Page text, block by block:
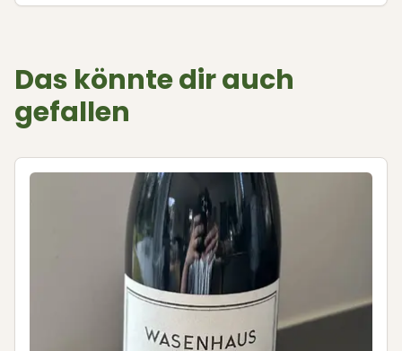
Das könnte dir auch
gefallen